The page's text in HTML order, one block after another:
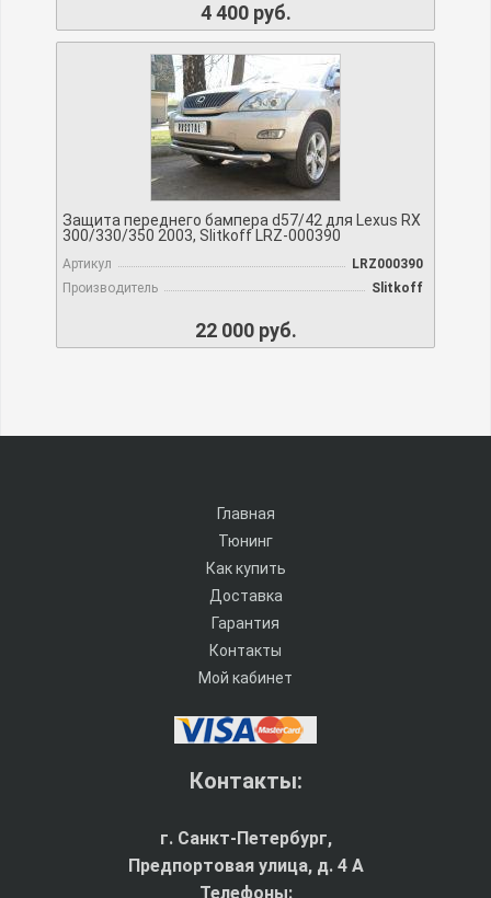
4 400 руб.
Защита переднего бампера d57/42 для Lexus RX
300/330/350 2003, Slitkoff LRZ-000390
Артикул
LRZ000390
Производитель
Slitkoff
22 000 руб.
Главная
Тюнинг
Как купить
Доставка
Гарантия
Контакты
Мой кабинет
Контакты:
г. Санкт-Петербург,
Предпортовая улица, д. 4 A
Телефоны: